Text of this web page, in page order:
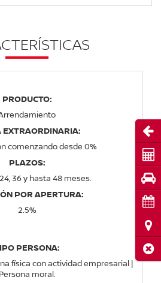
PRODUCTO:
EXTRAORDINARIA:
comenzando desde 0%
PLAZOS:
36 y hasta 48 meses.
POR APERTURA:
2.5%
PERSONA:
física con actividad empresarial |
Persona moral.